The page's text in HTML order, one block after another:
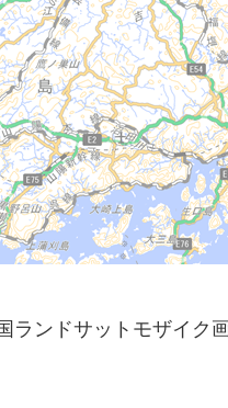
ランドサットモザイク